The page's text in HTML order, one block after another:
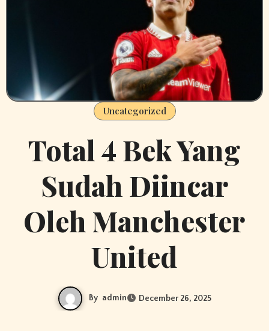
Uncategorized
Total 4 Bek Yang
Sudah Diincar
Oleh Manchester
United
By admin December 26, 2025